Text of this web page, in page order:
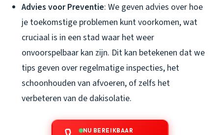
Advies voor Preventie: We geven advies over hoe
je toekomstige problemen kunt voorkomen, wat
cruciaal is in een stad waar het weer
onvoorspelbaar kan zijn. Dit kan betekenen dat we
tips geven over regelmatige inspecties, het
schoonhouden van afvoeren, of zelfs het
verbeteren van de dakisolatie.
NU BEREIKBAAR